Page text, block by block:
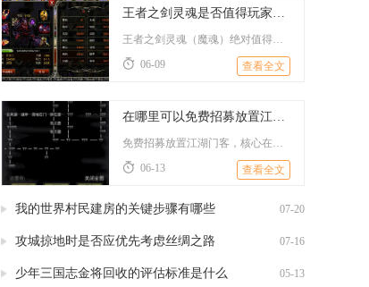
06-09
查看全文
06-13
查看全文
我的世界村民建房的关键步骤有哪些 07-20
攻城掠地时是否应优先考虑丝绸之路 07-16
少年三国志金将回收的评估标准是什么 05-13